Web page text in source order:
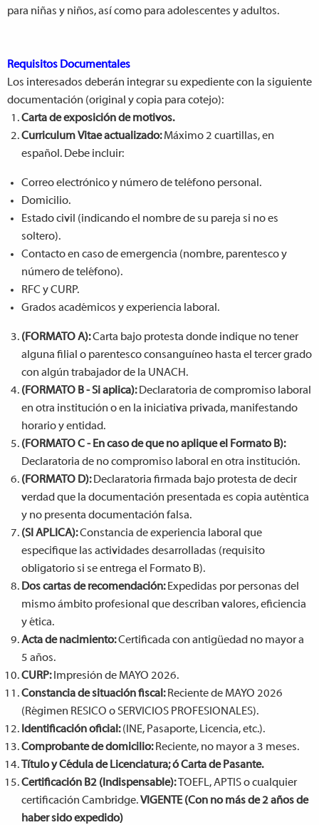
para niñas y niños, así como para adolescentes y adultos.
Requisitos Documentales
Los interesados deberán integrar su expediente con la siguiente
documentación (original y copia para cotejo):
Carta de exposición de motivos.
Curriculum Vitae actualizado:Máximo 2 cuartillas, en
español. Debe incluir:
Correo electrónico y número de teléfono personal.
Domicilio.
Estado civil (indicando el nombre de su pareja si no es
soltero).
Contacto en caso de emergencia (nombre, parentesco y
número de teléfono).
RFC y CURP.
Grados académicos y experiencia laboral.
(FORMATO A):Carta bajo protesta donde indique no tener
alguna filial o parentesco consanguíneo hasta el tercer grado
con algún trabajador de la UNACH.
(FORMATO B - Si aplica): Declaratoria de compromiso laboral
en otra institución o en la iniciativa privada, manifestando
horario y entidad.
(FORMATO C - En caso de que no aplique el Formato B):
Declaratoria de no compromiso laboral en otra institución.
(FORMATO D):Declaratoria firmada bajo protesta de decir
verdad que la documentación presentada es copia auténtica
y no presenta documentación falsa.
(SI APLICA):Constancia de experiencia laboral que
especifique las actividades desarrolladas (requisito
obligatorio si se entrega el Formato B).
Dos cartas de recomendación:Expedidas por personas del
mismo ámbito profesional que describan valores, eficiencia
y ética.
Acta de nacimiento:Certificada con antigüedad no mayor a
5 años.
CURP:Impresión de MAYO 2026.
Constancia de situación fiscal:Reciente de MAYO 2026
(Régimen RESICO o SERVICIOS PROFESIONALES).
Identificación oficial:(INE, Pasaporte, Licencia, etc.).
Comprobante de domicilio:Reciente, no mayor a 3 meses.
Título y Cédula de Licenciatura; ó Carta de Pasante.
Certificación B2 (Indispensable):TOEFL, APTIS o cualquier
certificación Cambridge.VIGENTE (Con no más de 2 años de
haber sido expedido)